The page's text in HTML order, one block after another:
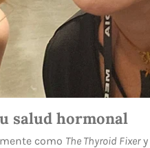
salud hormonal
como The Thyroid Fixery